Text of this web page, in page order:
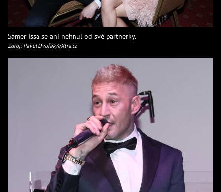
Sámer Issa se ani nehnul od své partnerky.
Zdroj: Pavel Dvořák/eXtra.cz